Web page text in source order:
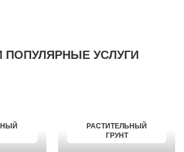
ПОПУЛЯРНЫЕ УСЛУГИ
РАСТИТЕЛЬНЫЙ
ГРУНТ